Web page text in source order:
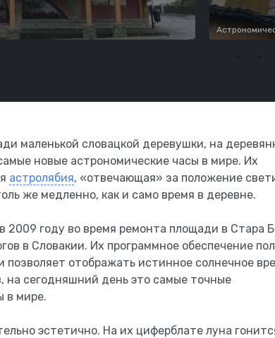
Астрономические часы
маленькой словацкой деревушки, на
новые астрономические часы в мире. Их
астролябия, «отвечающая» за положение
же медленно, как и само время в деревне.
2009 году во время ремонта площади в Стара
в Словакии. Их программное обеспечение
позволяет отображать истинное солнечное
на сегодняшний день это самые точные
в мире.
эстетично. На их циферблате луна